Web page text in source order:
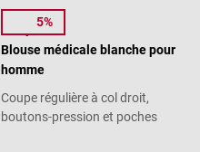
5%
7days
Blouse médicale blanche pour
homme
Coupe régulière à col droit,
boutons-pression et poches